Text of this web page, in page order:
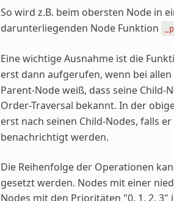
So wird z.B. beim obersten Node in
darunterliegenden Node Funktion
Eine wichtige Ausnahme ist die
erst dann aufgerufen, wenn bei
Parent-Node weiß, dass seine
Order-Traversal bekannt. In der
erst nach seinen Child-Nodes, falls
benachrichtigt werden.
Die Reihenfolge der Operationen
gesetzt werden. Nodes mit einer
Nodes mit den Prioritäten "0, 1, 2,